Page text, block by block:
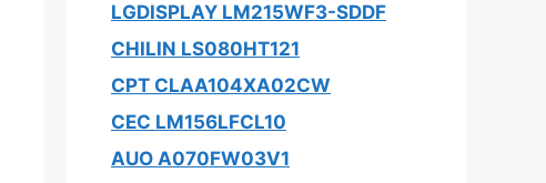
LGDISPLAY LM215WF3-SDDF
CHILIN LS080HT121
CPT CLAA104XA02CW
CEC LM156LFCL10
AUO A070FW03V1